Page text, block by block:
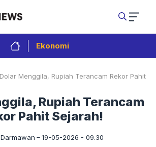
Ekonomi
Dolar Menggila, Rupiah Terancam Rekor Pahit
Rupiah Terancam
Pahit Sejarah!
19-05-2026 - 09.30